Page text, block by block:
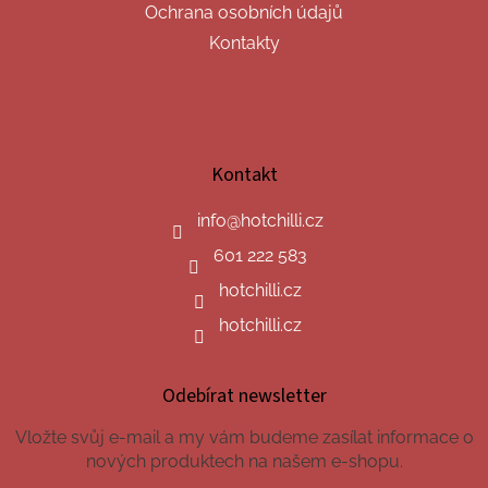
Ochrana osobních údajů
Kontakty
Kontakt
info@hotchilli.cz
601 222 583
hotchilli.cz
hotchilli.cz
Odebírat newsletter
Vložte svůj e-mail a my vám budeme zasílat informace o
nových produktech na našem e-shopu.